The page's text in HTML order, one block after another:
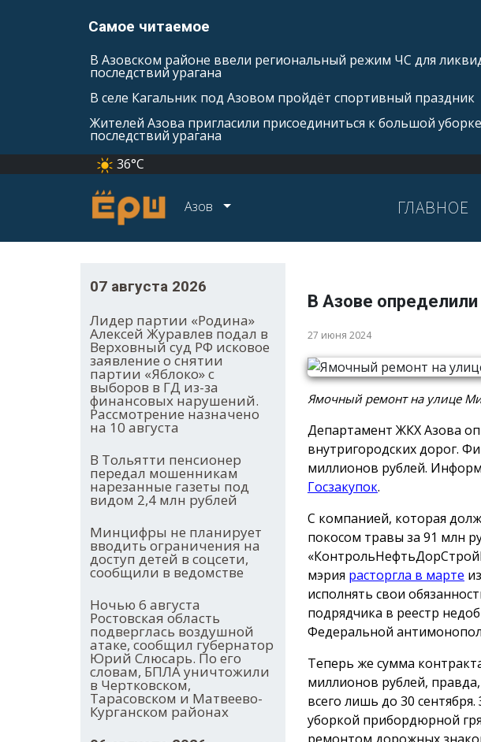
Самое читаемое
В Азовском районе ввели региональный режим ЧС для
последствий урагана
В селе Кагальник под Азовом пройдёт спортивный праздник
Жителей Азова пригласили присоединиться к большой уборке
последствий урагана
36°C
Азов ГЛАВНОЕ
07 августа 2026
Лидер партии «Родина»
Алексей Журавлев подал в
Верховный суд РФ исковое
заявление о снятии
партии «Яблоко» с
выборов в ГД из-за
финансовых нарушений.
Рассмотрение назначено
на 10 августа
В Тольятти пенсионер
передал мошенникам
нарезанные газеты под
видом 2,4 млн рублей
Минцифры не планирует
вводить ограничения на
доступ детей в соцсети,
сообщили в ведомстве
Ночью 6 августа
Ростовская область
подверглась воздушной
атаке, сообщил губернатор
Юрий Слюсарь. По его
словам, БПЛА уничтожили
в Чертковском,
Тарасовском и Матвеево-
Курганском районах
В Азове
27 июня 2024
Ямочный ремонт на улице
Департамент ЖКХ Азова
внутригородских дорог.
миллионов рублей.
Госзакупок.
С компанией, которая
покосом травы за 91 млн
мэрия расторгла в марте
исполнять свои
подрядчика в реестр
Федеральной
Теперь же сумма
миллионов рублей,
всего лишь до 30
уборкой прибордюрной